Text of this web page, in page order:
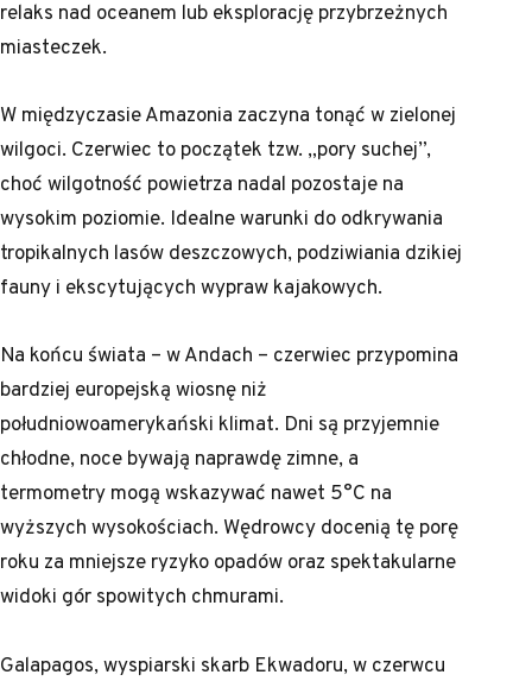
relaks nad oceanem lub eksplorację przybrzeżnych
miasteczek.
W międzyczasie Amazonia zaczyna tonąć w zielonej
wilgoci. Czerwiec to początek tzw. „pory suchej”,
choć wilgotność powietrza nadal pozostaje na
wysokim poziomie. Idealne warunki do odkrywania
tropikalnych lasów deszczowych, podziwiania dzikiej
fauny i ekscytujących wypraw kajakowych.
Na końcu świata – w Andach – czerwiec przypomina
bardziej europejską wiosnę niż
południowoamerykański klimat. Dni są przyjemnie
chłodne, noce bywają naprawdę zimne, a
termometry mogą wskazywać nawet 5°C na
wyższych wysokościach. Wędrowcy docenią tę porę
roku za mniejsze ryzyko opadów oraz spektakularne
widoki gór spowitych chmurami.
Galapagos, wyspiarski skarb Ekwadoru, w czerwcu